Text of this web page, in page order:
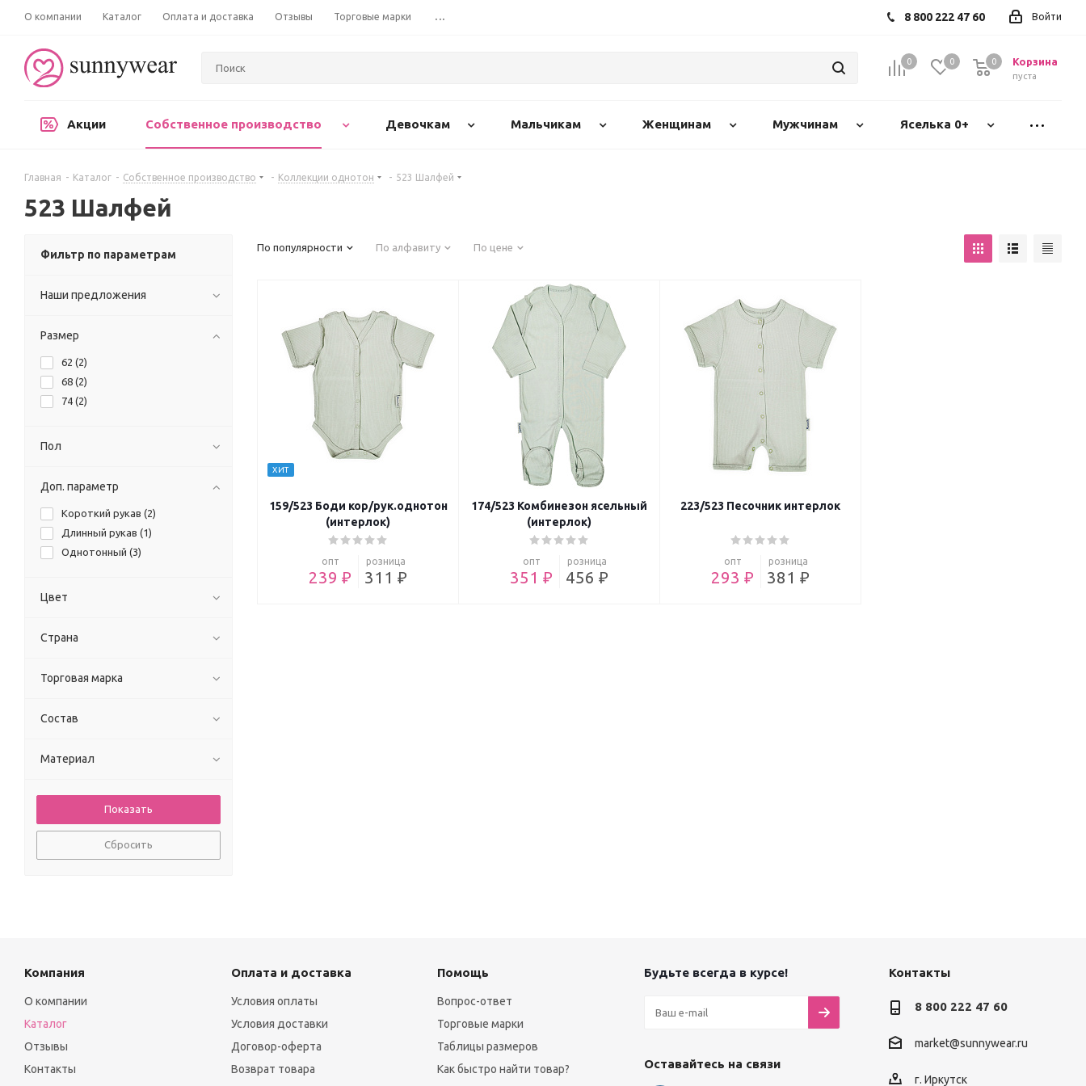
О компании Каталог Оплата и доставка Отзывы Торговые марки ... Войти
8 800 222 47 60
0 0 Корзина
пуста
0
Акции Собственное производство Девочкам Мальчикам Женщинам Мужчинам Яселька 0+
Главная - Каталог - Собственное производство - Коллекции однотон - 523 Шалфей
523 Шалфей
По популярности По алфавиту По цене
ХИТ
159/523 Боди кор/рук.однотон
(интерлок)
опт
239 ₽
розница
311 ₽
174/523 Комбинезон ясельный
(интерлок)
опт
351 ₽
розница
456 ₽
223/523 Песочник интерлок
опт
293 ₽
розница
381 ₽
Фильтр по параметрам
Наши предложения
Размер
62 (2)
68 (2)
74 (2)
Пол
Доп. параметр
Короткий рукав (2)
Длинный рукав (1)
Однотонный (3)
Цвет
Страна
Торговая марка
Состав
Материал
Сбросить
Компания
О компании
Каталог
Отзывы
Контакты
Оплата и доставка
Условия оплаты
Условия доставки
Договор-оферта
Возврат товара
Помощь
Вопрос-ответ
Торговые марки
Таблицы размеров
Как быстро найти товар?
Будьте всегда в курсе!
Оставайтесь на связи
Контакты
8 800 222 47 60
market@sunnywear.ru
г. Иркутск